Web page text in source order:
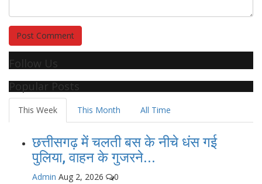
Post Comment
Follow Us
Popular Posts
This Week This Month All Time
छत्तीसगढ़ में चलती बस के नीचे धंस गई
पुलिया, वाहन के गुजरने...
Admin Aug 2, 2026 0